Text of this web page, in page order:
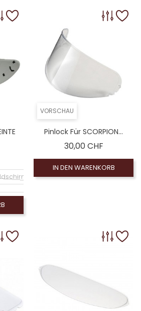
(non homologué)
(non homologué)
(non homologué)
(non homologué)
(non homologué)
VORSCHAU
Pinlock Für SCORPION...
30,00 CHFPreis
IN DEN WARENKORB